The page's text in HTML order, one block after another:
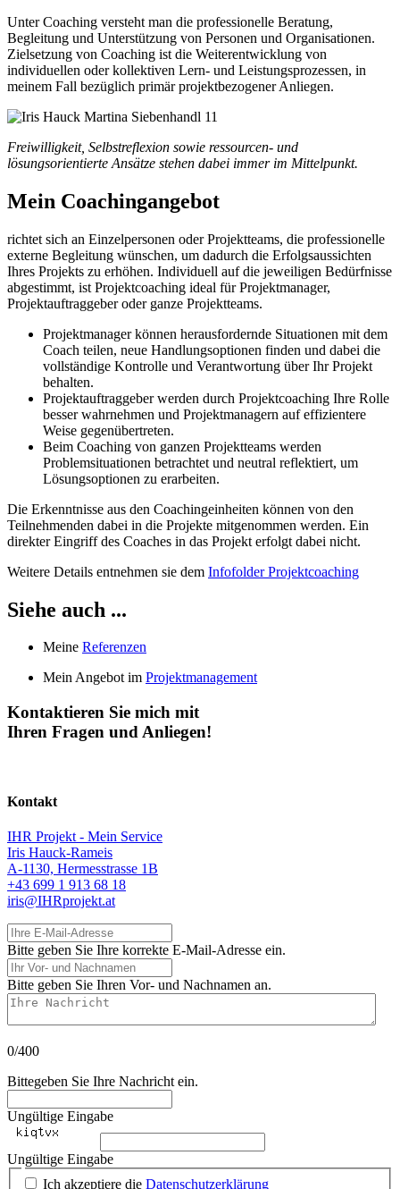
Unter Coaching versteht man die professionelle Beratung,
Begleitung und Unterstützung von Personen und Organisationen.
Zielsetzung von Coaching ist die Weiterentwicklung von
individuellen oder kollektiven Lern- und Leistungsprozessen, in
meinem Fall bezüglich primär projektbezogener Anliegen.
Freiwilligkeit, Selbstreflexion sowie ressourcen- und
lösungsorientierte Ansätze stehen dabei immer im Mittelpunkt.
Mein Coachingangebot
richtet sich an Einzelpersonen oder Projektteams, die professionelle
externe Begleitung wünschen, um dadurch die Erfolgsaussichten
Ihres Projekts zu erhöhen. Individuell auf die jeweiligen Bedürfnisse
abgestimmt, ist Projektcoaching ideal für Projektmanager,
Projektauftraggeber oder ganze Projektteams.
Projektmanager können herausfordernde Situationen mit dem
Coach teilen, neue Handlungsoptionen finden und dabei die
vollständige Kontrolle und Verantwortung über Ihr Projekt
behalten.
Projektauftraggeber werden durch Projektcoaching Ihre Rolle
besser wahrnehmen und Projektmanagern auf effizientere
Weise gegenübertreten.
Beim Coaching von ganzen Projektteams werden
Problemsituationen betrachtet und neutral reflektiert, um
Lösungsoptionen zu erarbeiten.
Die Erkenntnisse aus den Coachingeinheiten können von den
Teilnehmenden dabei in die Projekte mitgenommen werden. Ein
direkter Eingriff des Coaches in das Projekt erfolgt dabei nicht.
Weitere Details entnehmen sie dem Infofolder Projektcoaching
Siehe auch ...
Meine Referenzen
Mein Angebot im Projektmanagement
Kontaktieren Sie mich mit
Ihren Fragen und Anliegen!
Kontakt
IHR Projekt - Mein Service
Iris Hauck-Rameis
A-1130, Hermesstrasse 1B
+43 699 1 913 68 18
iris@IHRprojekt.at
Ihre E-Mail-Adresse
Bitte geben Sie Ihre korrekte E-Mail-Adresse ein.
Ihr Vor- und Nachnamen
Bitte geben Sie Ihren Vor- und Nachnamen an.
Ihre Nachricht
0/400
Bittegeben Sie Ihre Nachricht ein.
Ungültige Eingabe
Ungültige Eingabe
Ich akzeptiere die Datenschutzerklärung